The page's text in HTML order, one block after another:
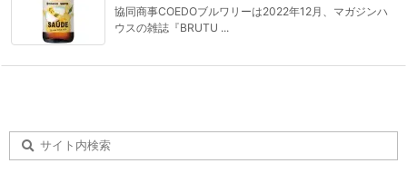
協同商事COEDOブルワリーは2022年12月、マガジンハ
ウスの雑誌『BRUTU ...